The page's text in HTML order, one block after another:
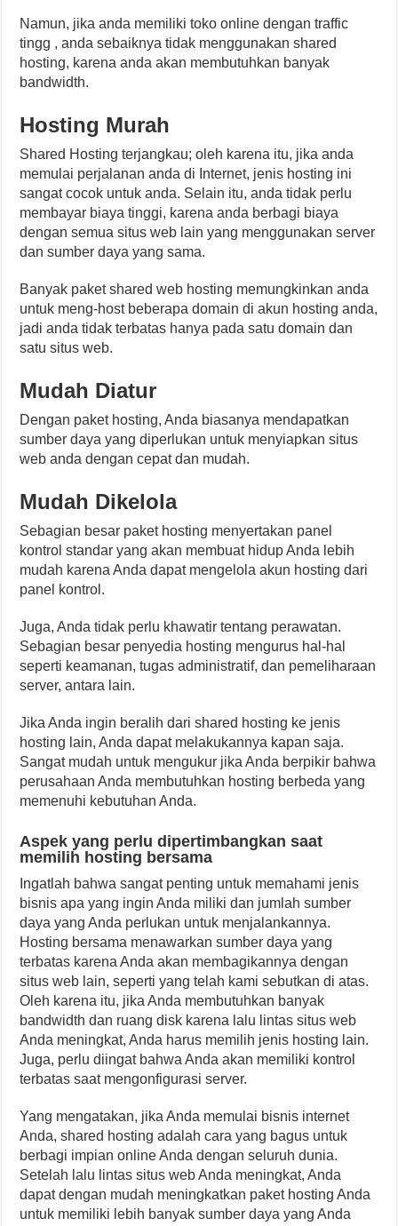
Namun, jika anda memiliki toko online dengan traffic
tingg , anda sebaiknya tidak menggunakan shared
hosting, karena anda akan membutuhkan banyak
bandwidth.
Hosting Murah
Shared Hosting terjangkau; oleh karena itu, jika anda
memulai perjalanan anda di Internet, jenis hosting ini
sangat cocok untuk anda. Selain itu, anda tidak perlu
membayar biaya tinggi, karena anda berbagi biaya
dengan semua situs web lain yang menggunakan server
dan sumber daya yang sama.
Banyak paket shared web hosting memungkinkan anda
untuk meng-host beberapa domain di akun hosting anda,
jadi anda tidak terbatas hanya pada satu domain dan
satu situs web.
Mudah Diatur
Dengan paket hosting, Anda biasanya mendapatkan
sumber daya yang diperlukan untuk menyiapkan situs
web anda dengan cepat dan mudah.
Mudah Dikelola
Sebagian besar paket hosting menyertakan panel
kontrol standar yang akan membuat hidup Anda lebih
mudah karena Anda dapat mengelola akun hosting dari
panel kontrol.
Juga, Anda tidak perlu khawatir tentang perawatan.
Sebagian besar penyedia hosting mengurus hal-hal
seperti keamanan, tugas administratif, dan pemeliharaan
server, antara lain.
Jika Anda ingin beralih dari shared hosting ke jenis
hosting lain, Anda dapat melakukannya kapan saja.
Sangat mudah untuk mengukur jika Anda berpikir bahwa
perusahaan Anda membutuhkan hosting berbeda yang
memenuhi kebutuhan Anda.
Aspek yang perlu dipertimbangkan saat
memilih hosting bersama
Ingatlah bahwa sangat penting untuk memahami jenis
bisnis apa yang ingin Anda miliki dan jumlah sumber
daya yang Anda perlukan untuk menjalankannya.
Hosting bersama menawarkan sumber daya yang
terbatas karena Anda akan membagikannya dengan
situs web lain, seperti yang telah kami sebutkan di atas.
Oleh karena itu, jika Anda membutuhkan banyak
bandwidth dan ruang disk karena lalu lintas situs web
Anda meningkat, Anda harus memilih jenis hosting lain.
Juga, perlu diingat bahwa Anda akan memiliki kontrol
terbatas saat mengonfigurasi server.
Yang mengatakan, jika Anda memulai bisnis internet
Anda, shared hosting adalah cara yang bagus untuk
berbagi impian online Anda dengan seluruh dunia.
Setelah lalu lintas situs web Anda meningkat, Anda
dapat dengan mudah meningkatkan paket hosting Anda
untuk memiliki lebih banyak sumber daya yang Anda